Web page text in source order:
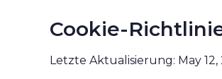
Cookie-
Letzte Aktualisierung: May 12,